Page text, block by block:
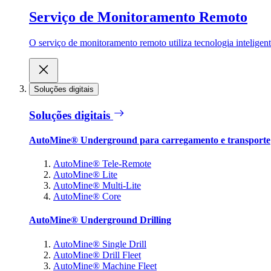
Serviço de Monitoramento Remoto
O serviço de monitoramento remoto utiliza tecnologia
Soluções digitais
Soluções digitais
AutoMine® Underground para carregamento e transporte
AutoMine® Tele-Remote
AutoMine® Lite
AutoMine® Multi-Lite
AutoMine® Core
AutoMine® Underground Drilling
AutoMine® Single Drill
AutoMine® Drill Fleet
AutoMine® Machine Fleet